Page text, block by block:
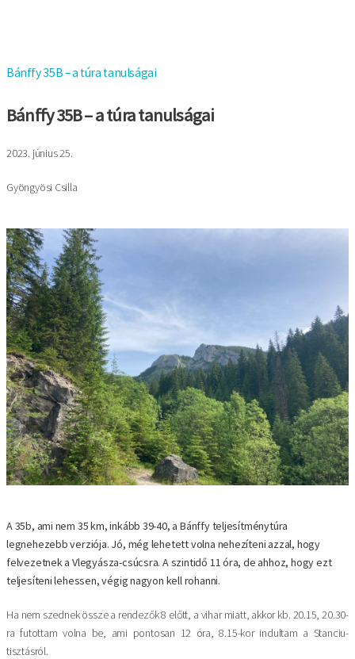
Bánffy 35B – a túra tanulságai
Bánffy 35B – a túra tanulságai
2023. június 25.
Gyöngyösi Csilla
A 35b, ami nem 35 km, inkább 39-40, a Bánffy teljesítménytúra
legnehezebb verziója. Jó, még lehetett volna nehezíteni azzal, hogy
felvezetnek a Vlegyásza-csúcsra. A szintidő 11 óra, de ahhoz, hogy ezt
teljesíteni lehessen, végig nagyon kell rohanni.
Ha nem szednek össze a rendezők 8 előtt, a vihar miatt, akkor kb. 20.15, 20.30-
ra futottam volna be, ami pontosan 12 óra, 8.15-kor indultam a Stanciu-
tisztásról.